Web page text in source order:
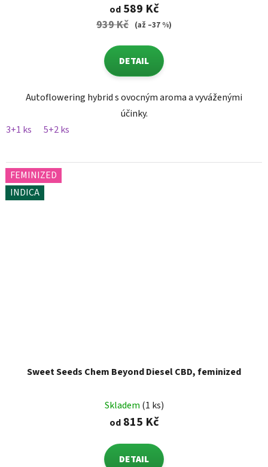
od589 Kč
939 Kč (až –37 %)
DETAIL
Autoflowering hybrid s ovocným aroma a vyváženými
účinky.
3+1 ks
5+2 ks
FEMINIZED
INDICA
Sweet Seeds Chem Beyond Diesel CBD, feminized
Skladem (1 ks)
od815 Kč
DETAIL